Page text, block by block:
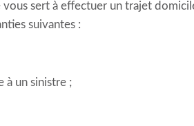
sert à effectuer un trajet
suivantes :
à un sinistre ;